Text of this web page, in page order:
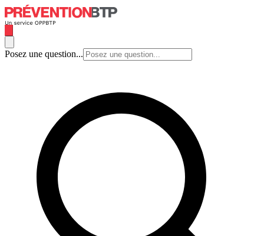
Posez une question...